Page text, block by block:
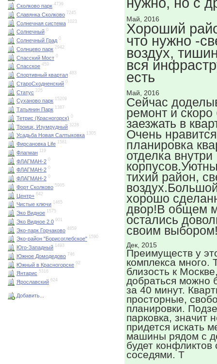
Сколково парк 4739
Славянка Сколково 7245
Солнечная система 1023
Солнечный 0
Солнечный Град 0
Солнцево парк 2942
Спасский Мост 0
Спасское 459
Спортивный квартал 483
СтароСходненский 0
Статус 225
Суханово парк 15209
Татьянин Парк 1387
Тетрис (Красногорск) 0
Троицк, Изумрудный 3228
Усадьба Новая Салтыковка 1305
Фирсановка Life 1581
Флагман 119
ФЛАГМАН-2 0
ФЛАГМАН-2 0
ФЛАГМАН-2 0
Форт Сколково 5905
Центр+ 642
Чистые ключи 1465
Эко Видное 1575
Эко Видное 2.0 901
Эко-парк Горчаково 4859
Эко-район "Борисоглебское" 1590
Юго-Западный 1493
Южное Домодедово 746
Южный в Красногорске 92
Янтарис 5316
Ярославский 624
Добавить...
Май, 2016
Хороший
что нужно -
воздух,
вся
есть
Май, 2016
Сейчас
ремонт и скоро
заезжать в
Очень нравится
планировка
отделка внутри
тихий район,
хорошо
двор!В общем
остались
своим
Дек, 2015
Преимуществ у
комплекса много.
близость к
добраться можно
за 40 минут.
просторные,
планировки.
парковка, значит
придется искать
машины рядом с
будет конфликтов
соседями. Т